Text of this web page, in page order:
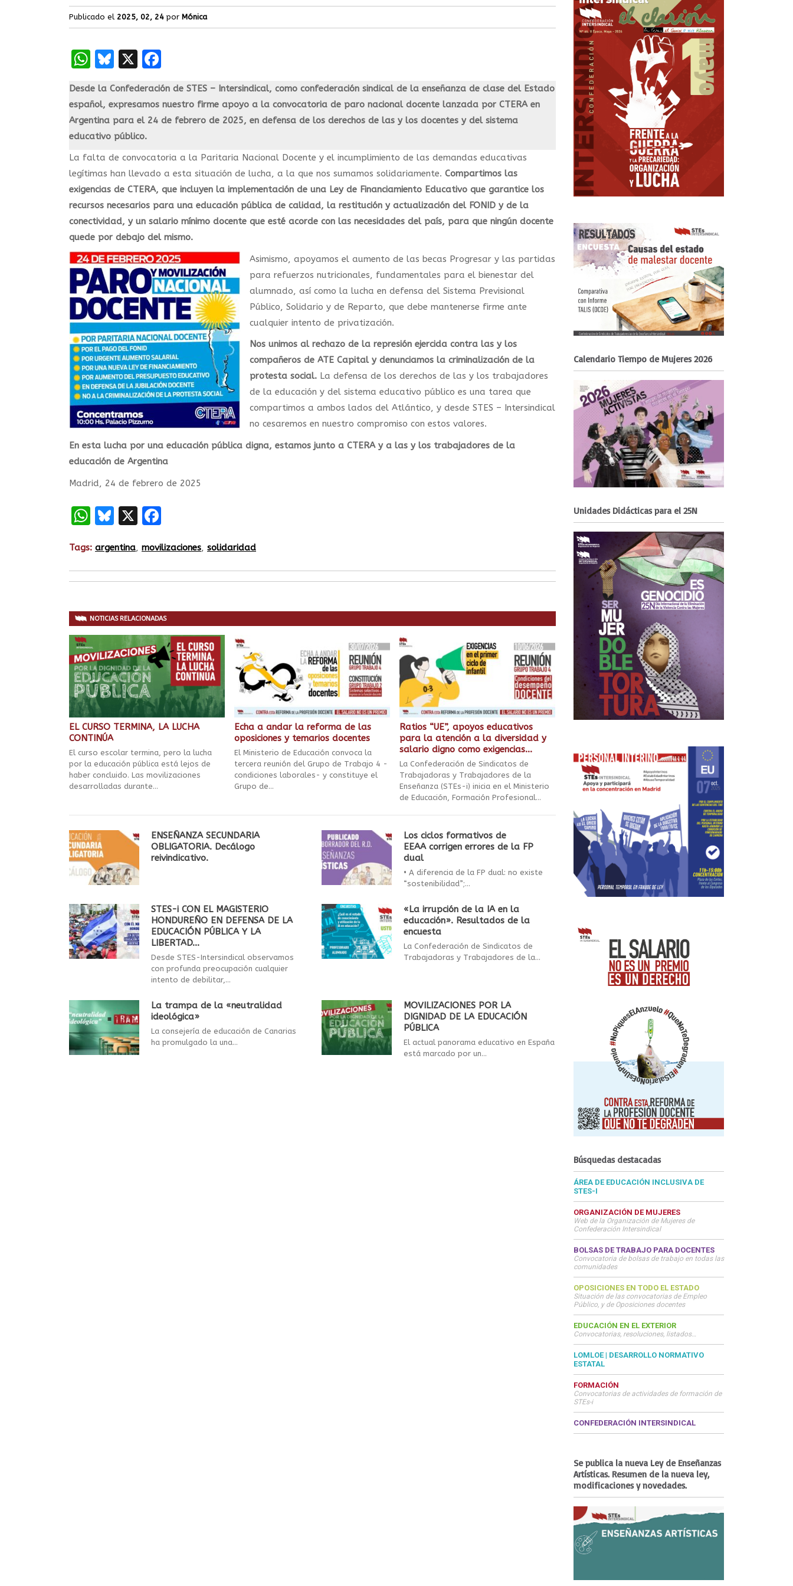
Publicado el 2025, 02, 24 por Mónica
WhatsApp
Bluesky
X
Desde la Confederación de STES – Intersindical, como confederación sindical de la enseñanza de clase del Estado
español, expresamos nuestro firme apoyo a la convocatoria de paro nacional docente lanzada por CTERA en
Argentina para el 24 de febrero de 2025, en defensa de los derechos de las y los docentes y del sistema
educativo público.
La falta de convocatoria a la Paritaria Nacional Docente y el incumplimiento de las demandas educativas
legítimas han llevado a esta situación de lucha, a la que nos sumamos solidariamente. Compartimos las
exigencias de CTERA, que incluyen la implementación de una Ley de Financiamiento Educativo que garantice los
recursos necesarios para una educación pública de calidad, la restitución y actualización del FONID y de la
conectividad, y un salario mínimo docente que esté acorde con las necesidades del país, para que ningún docente
quede por debajo del mismo.
Asimismo, apoyamos el aumento de las becas Progresar y las partidas
para refuerzos nutricionales, fundamentales para el bienestar del
alumnado, así como la lucha en defensa del Sistema Previsional
Público, Solidario y de Reparto, que debe mantenerse firme ante
cualquier intento de privatización.
Nos unimos al rechazo de la represión ejercida contra las y los
compañeros de ATE Capital y denunciamos la criminalización de la
protesta social. La defensa de los derechos de las y los trabajadores
de la educación y del sistema educativo público es una tarea que
compartimos a ambos lados del Atlántico, y desde STES – Intersindical
no cesaremos en nuestro compromiso con estos valores.
En esta lucha por una educación pública digna, estamos junto a CTERA y a las y los trabajadores de la
educación de Argentina
Madrid, 24 de febrero de 2025
WhatsApp
Bluesky
X
Tags: argentina, movilizaciones, solidaridad
NOTICIAS RELACIONADAS
EL CURSO TERMINA, LA LUCHA
CONTINÚA
El curso escolar termina, pero la lucha
por la educación pública está lejos de
haber concluido. Las movilizaciones
desarrolladas durante...
Echa a andar la reforma de las
oposiciones y temarios docentes
El Ministerio de Educación convoca la
tercera reunión del Grupo de Trabajo 4 -
condiciones laborales- y constituye el
Grupo de...
Ratios “UE”, apoyos educativos
para la atención a la diversidad y
salario digno como exigencias...
La Confederación de Sindicatos de
Trabajadoras y Trabajadores de la
Enseñanza (STEs-i) inicia en el Ministerio
de Educación, Formación Profesional...
ENSEÑANZA SECUNDARIA
OBLIGATORIA. Decálogo
reivindicativo.
Los ciclos formativos de
EEAA corrigen errores de la FP
dual
• A diferencia de la FP dual: no existe
“sostenibilidad”;...
STES-i CON EL MAGISTERIO
HONDUREÑO EN DEFENSA DE LA
EDUCACIÓN PÚBLICA Y LA
LIBERTAD...
Desde STES-Intersindical observamos
con profunda preocupación cualquier
intento de debilitar,...
«La irrupción de la IA en la
educación». Resultados de la
encuesta
La Confederación de Sindicatos de
Trabajadoras y Trabajadores de la...
La trampa de la «neutralidad
ideológica»
La consejería de educación de Canarias
ha promulgado la una...
MOVILIZACIONES POR LA
DIGNIDAD DE LA EDUCACIÓN
PÚBLICA
El actual panorama educativo en España
está marcado por un...
Calendario Tiempo de Mujeres 2026
Unidades Didácticas para el 25N
Búsquedas destacadas
ÁREA DE EDUCACIÓN INCLUSIVA DE
STES-I
ORGANIZACIÓN DE MUJERES
Web de la Organización de Mujeres de
Confederación Intersindical
BOLSAS DE TRABAJO PARA DOCENTES
Convocatoria de bolsas de trabajo en todas las
comunidades
OPOSICIONES EN TODO EL ESTADO
Situación de las convocatorias de Empleo
Público, y de Oposiciones docentes
EDUCACIÓN EN EL EXTERIOR
Convocatorias, resoluciones, listados…
LOMLOE | DESARROLLO NORMATIVO
ESTATAL
FORMACIÓN
Convocatorias de actividades de formación de
STEs-i
CONFEDERACIÓN INTERSINDICAL
Se publica la nueva Ley de Enseñanzas
Artísticas. Resumen de la nueva ley,
modificaciones y novedades.